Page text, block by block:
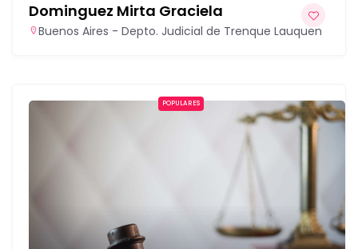
Dominguez Mirta Graciela
Buenos Aires - Depto. Judicial de Trenque Lauquen
POPULARES